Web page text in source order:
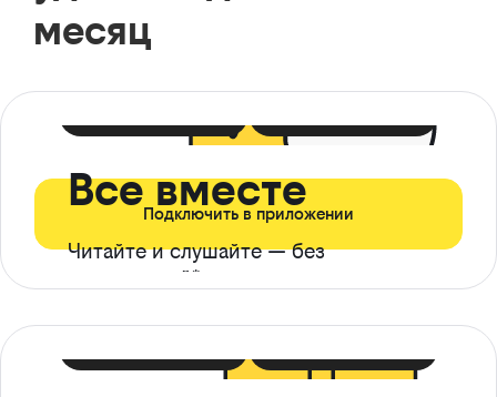
месяц
Все вместе
Читайте и слушайте — без
ограничений*
Подключить в приложении